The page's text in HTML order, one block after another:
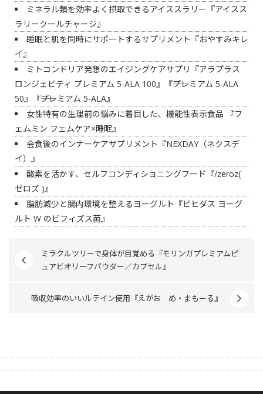
ミネラル類を効率よく摂取できるアイススラリー『アイスス
ラリークールチャージ』
睡眠と肌を同時にサポートするサプリメント『おやすみキレ
イ』
ミトコンドリア発想のエイジングケアサプリ『アラプラス
ロンジェビティ プレミアム 5-ALA 100』『――プレミアム 5-ALA
50』『――プレミアム 5-ALA』
女性特有の生理前の悩みに着目した、機能性表示食品 『フ
ェムミン フェムケア×睡眠』
会食後のインナーケアサプリメント『NEXDAY（ネクスデ
イ）』
酸素を活かす、セルフコンディショニングフード『/zeroz(
ゼロズ )』
脂肪減少と腸内環境を整えるヨーグルト『ビヒダス ヨーグ
ルト W のビフィズス菌』
ミラクルツリーで身体が目覚める『モリンガプレミアムピ
ュアビオリーフパウダー／カプセル』
吸収効率のいいルテイン使用『えがお め・まもーる』